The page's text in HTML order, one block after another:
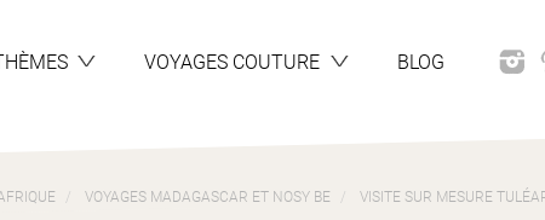
VOYAGES COUTURE BLOG
VOYAGES MADAGASCAR ET NOSY BE VISITE SUR MESURE